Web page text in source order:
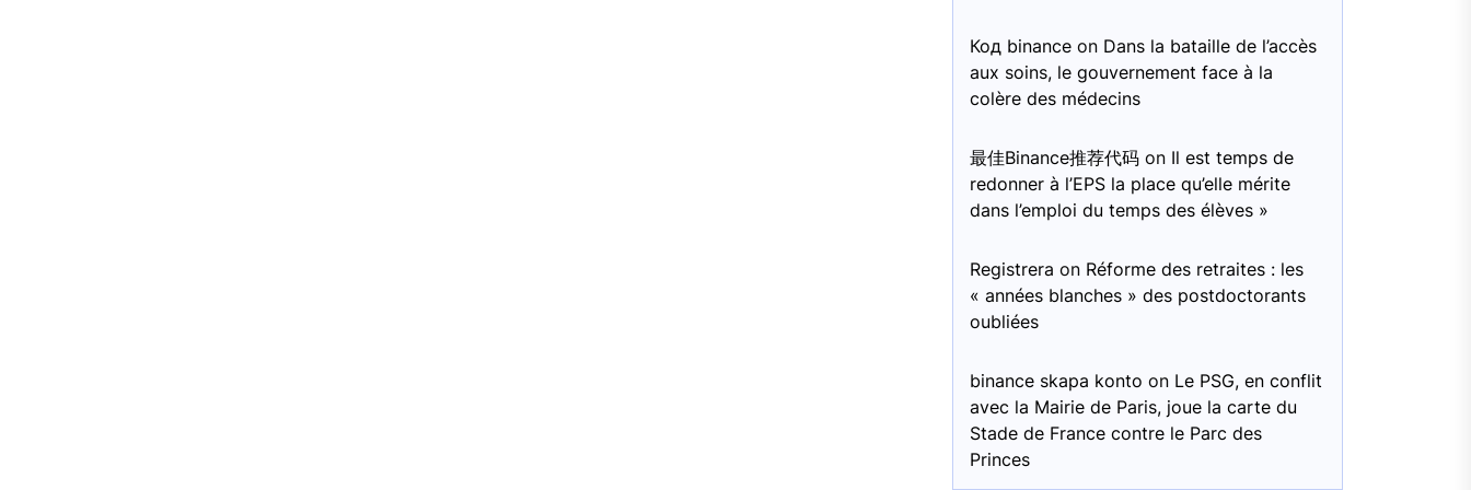
Код binance on Dans la bataille de l’accès
aux soins, le gouvernement face à la
colère des médecins
最佳Binance推荐代码 on Il est temps de
redonner à l’EPS la place qu’elle mérite
dans l’emploi du temps des élèves »
Registrera on Réforme des retraites : les
« années blanches » des postdoctorants
oubliées
binance skapa konto on Le PSG, en conflit
avec la Mairie de Paris, joue la carte du
Stade de France contre le Parc des
Princes